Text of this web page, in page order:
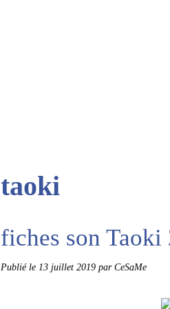
taoki
fiches son Taoki
Publié le 13 juillet 2019 par CeSaMe